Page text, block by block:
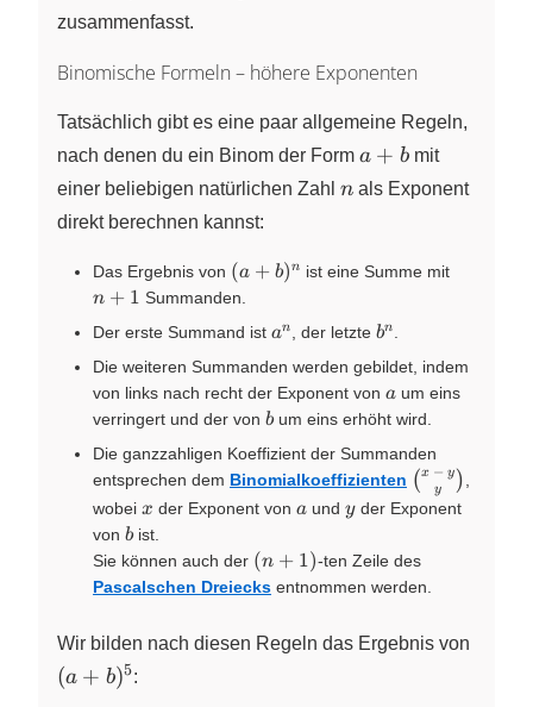
zusammenfasst.
Binomische Formeln – höhere Exponenten
Tatsächlich gibt es eine paar allgemeine Regeln,
nach denen du ein Binom der Form a
+
a + bmit
einer beliebigen natürlichen Zahl n
n als Exponent
direkt berechnen kannst:
Das Ergebnis von (a +
b)^n
(a + b)n ist eine Summe mitn
n + 1 Summanden.
Der erste Summand ist a^n
an , der letzte b^n
bn
Die weiteren Summanden werden gebildet, indem
von links nach recht der Exponent von a
a um eins
verringert und der von b
bum eins erhöht wird.
Die ganzzahligen Koeffizient der Summanden
entsprechen dem Binomialkoeffizienten \binom{x~-
~y}{y}
( y
x − y )
wobei x
x der Exponent von a
a und y
yder Exponent
von b
bist.
Sie können auch der (n
+
(n + 1)-ten Zeile des
Pascalschen Dreiecks entnommen werden.
Wir bilden nach diesen Regeln das Ergebnis von
(a + b)5: